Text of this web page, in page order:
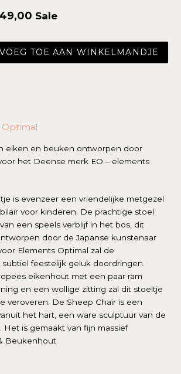
Sale
VOEG TOE AAN WINKELMANDJE
Optimal
eiken en beuken ontworpen door
het Deense merk EO – elements
is evenzeer een vriendelijke metgezel
voor kinderen. De prachtige stoel
een speels verblijf in het bos, dit
door de Japanse kunstenaar
Elements Optimal zal de
feestelijk geluk doordringen.
eikenhout met een paar ram
en een wollige zitting zal dit stoeltje
veroveren. De Sheep Chair is een
het hart, een ware sculptuur van de
Het is gemaakt van fijn massief
Beukenhout.